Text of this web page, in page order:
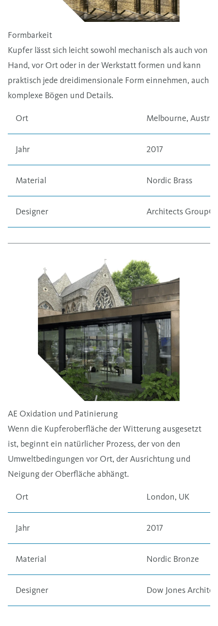
Formbarkeit
Kupfer lässt sich leicht sowohl mechanisch als auch von
Hand, vor Ort oder in der Werkstatt formen und kann
praktisch jede dreidimensionale Form einnehmen, auch
komplexe Bögen und Details.
Ort Melbourne,
Jahr 2017
Material Nordic Brass
Designer Architects
AE Oxidation und Patinierung
Wenn die Kupferoberfläche der Witterung ausgesetzt
ist, beginnt ein natürlicher Prozess, der von den
Umweltbedingungen vor Ort, der Ausrichtung und
Neigung der Oberfläche abhängt.
Ort London, UK
Jahr 2017
Material Nordic Bronze
Designer Dow Jones